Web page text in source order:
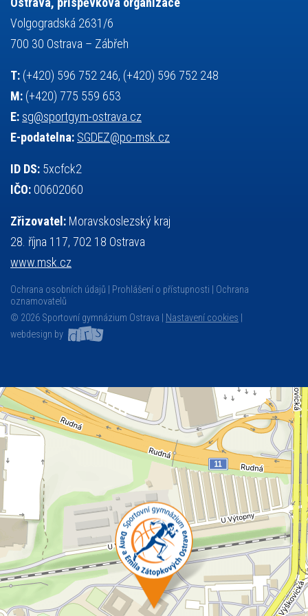
výuka všesportovní výcvikový kurz
základy společenských věd
Volgogradská 2631/6
700 30 Ostrava – Zábřeh
T: (+420) 596 752 246, (+420) 596 752 248
M: (+420) 775 559 653
E: sg@sportgym-ostrava.cz
E-podatelna: SGDEZ@po-msk.cz
ID DS: 5xcfck2
IČO: 00602060
Zřizovatel: Moravskoslezský kraj
28. října 117, 702 18 Ostrava
www.msk.cz
Ochrana osobních údajů Prohlášení o přístupnosti
Ochrana
oznamovatelů
© 2026 Sportovní gymnázium Ostrava |
Nastavení cookies
webdesign by